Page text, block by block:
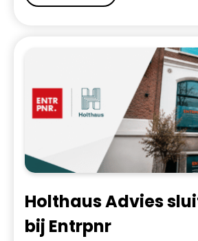
Holthaus Advies
bij Entrpnr